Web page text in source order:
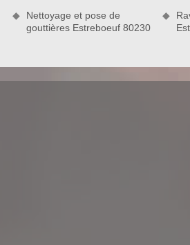
Les activités du couvreur Nord
Nettoyage et pose de
gouttières Estreboeuf 80230